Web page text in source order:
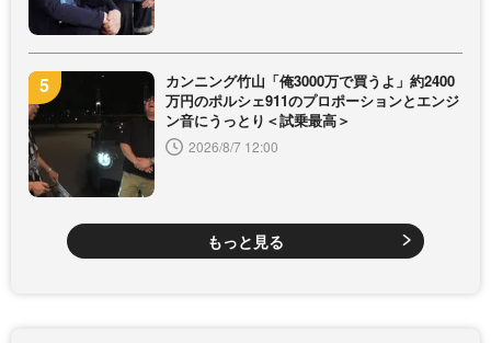
カンニング竹山「俺3000万で買うよ」約2400
万円のポルシェ911のプロポーションとエンジ
ン音にうっとり＜試乗最高＞
2026/8/7 12:00
もっと見る